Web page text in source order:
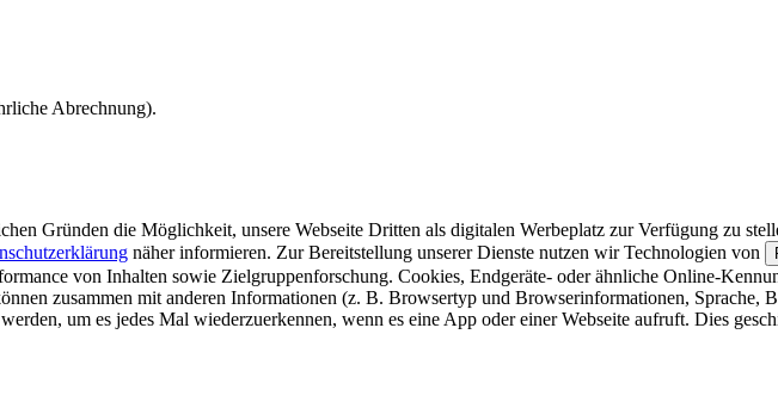
Abrechnung).
Gründen die Möglichkeit, unsere Webseite Dritten als digitalen Werbeplatz zur Verfügung zu
näher informieren. Zur Bereitstellung unserer Dienste nutzen wir Technologien von
von Inhalten sowie Zielgruppenforschung. Cookies, Endgeräte- oder ähnliche Online-
zusammen mit anderen Informationen (z. B. Browsertyp und Browserinformationen, Sprache,
um es jedes Mal wiederzuerkennen, wenn es eine App oder einer Webseite aufruft. Dies